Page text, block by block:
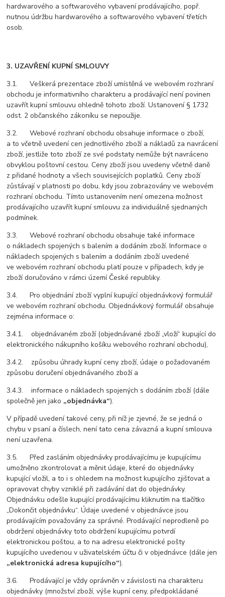
hardwarového a softwarového vybavení prodávajícího, popř.
nutnou údržbu hardwarového a softwarového vybavení třetích
osob.
3. UZAVŘENÍ KUPNÍ SMLOUVY
3.1. Veškerá prezentace zboží umístěná ve webovém rozhraní
obchodu je informativního charakteru a prodávající není povinen
uzavřít kupní smlouvu ohledně tohoto zboží. Ustanovení § 1732
odst. 2 občanského zákoníku se nepoužije.
3.2. Webové rozhraní obchodu obsahuje informace o zboží,
a to včetně uvedení cen jednotlivého zboží a nákladů za navrácení
zboží, jestliže toto zboží ze své podstaty nemůže být navráceno
obvyklou poštovní cestou. Ceny zboží jsou uvedeny včetně daně
z přidané hodnoty a všech souvisejících poplatků. Ceny zboží
zůstávají v platnosti po dobu, kdy jsou zobrazovány ve webovém
rozhraní obchodu. Tímto ustanovením není omezena možnost
prodávajícího uzavřít kupní smlouvu za individuálně sjednaných
podmínek.
3.3. Webové rozhraní obchodu obsahuje také informace
o nákladech spojených s balením a dodáním zboží. Informace o
nákladech spojených s balením a dodáním zboží uvedené
ve webovém rozhraní obchodu platí pouze v případech, kdy je
zboží doručováno v rámci území České republiky.
3.4. Pro objednání zboží vyplní kupující objednávkový formulář
ve webovém rozhraní obchodu. Objednávkový formulář obsahuje
zejména informace o:
3.4.1. objednávaném zboží (objednávané zboží „vloží“ kupující do
elektronického nákupního košíku webového rozhraní obchodu),
3.4.2. způsobu úhrady kupní ceny zboží, údaje o požadovaném
způsobu doručení objednávaného zboží a
3.4.3. informace o nákladech spojených s dodáním zboží (dále
společně jen jako „objednávka“).
V případě uvedení takové ceny, při níž je zjevné, že se jedná o
chybu v psaní a číslech, není tato cena závazná a kupní smlouva
není uzavřena.
3.5. Před zasláním objednávky prodávajícímu je kupujícímu
umožněno zkontrolovat a měnit údaje, které do objednávky
kupující vložil, a to i s ohledem na možnost kupujícího zjišťovat a
opravovat chyby vzniklé při zadávání dat do objednávky.
Objednávku odešle kupující prodávajícímu kliknutím na tlačítko
„Dokončit objednávku“. Údaje uvedené v objednávce jsou
prodávajícím považovány za správné. Prodávající neprodleně po
obdržení objednávky toto obdržení kupujícímu potvrdí
elektronickou poštou, a to na adresu elektronické pošty
kupujícího uvedenou v uživatelském účtu či v objednávce (dále jen
„elektronická adresa kupujícího“).
3.6. Prodávající je vždy oprávněn v závislosti na charakteru
objednávky (množství zboží, výše kupní ceny, předpokládané